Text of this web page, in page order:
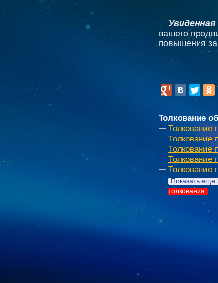
вашего
повышения
Толкование
Толкование
Толкование
Толкование
Толкование
Толкование
Показать еще
толкования